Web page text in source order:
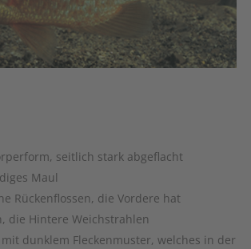
seitlich stark abgeflacht
Maul
Rückenflossen, die Vordere hat
die Hintere Weichstrahlen
dunklem Fleckenmuster, welches in der